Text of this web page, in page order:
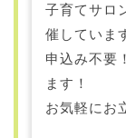
子育てサロ
催していま
申込み不要
ます！
お気軽にお